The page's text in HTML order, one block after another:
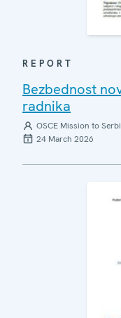
REPORT
Bezbednost
radnika
OSCE Mission to
24 March 2026